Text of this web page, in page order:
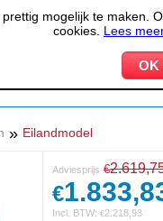
mogelijk te maken.
cookies. Lees
KOELEN &
» Eilandmodel
Adviesprijs €
€
Incl. BTW:€2.218,93